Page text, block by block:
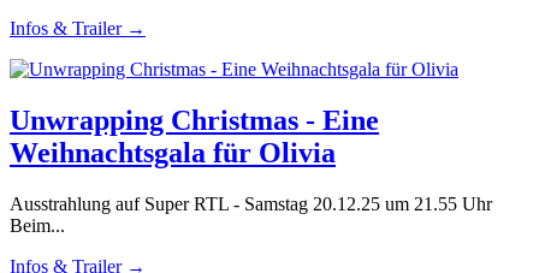
Infos & Trailer →
Unwrapping Christmas - Eine
Weihnachtsgala für Olivia
Ausstrahlung auf Super RTL - Samstag 20.12.25 um 21.55 Uhr
Beim...
Infos & Trailer →